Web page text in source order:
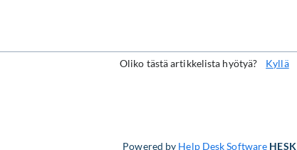
Oliko tästä artikkelista hyötyä? Kyllä
Powered by Help Desk Software HESK